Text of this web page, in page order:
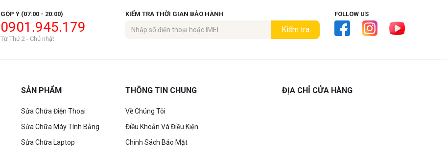
GÓP Ý (07:00 - 20:00)
0901.945.179
Từ Thứ 2 - Chủ nhật
KIỂM TRA THỜI GIAN BẢO HÀNH
Kiểm tra
FOLLOW US
SẢN PHẨM
Sửa Chữa Điện Thoại
Sửa Chữa Máy Tính Bảng
Sửa Chữa Laptop
THÔNG TIN CHUNG
Về Chúng Tôi
Điều Khoản Và Điều Kiện
Chính Sách Bảo Mật
ĐỊA CHỈ CỬA HÀNG